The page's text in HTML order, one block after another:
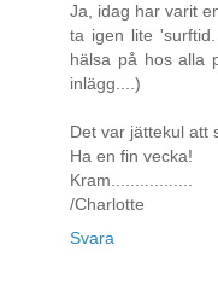
Ja, idag har varit
ta igen lite
hälsa på hos alla
inlägg....)
Det var jättekul att
Ha en fin vecka!
Kram.................
/Charlotte
Svara